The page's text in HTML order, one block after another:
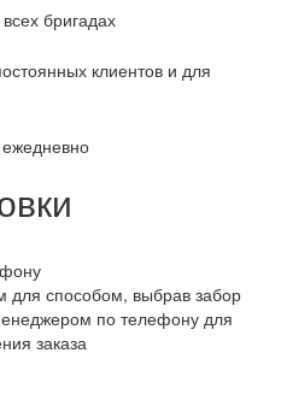
бригадах
клиентов и для
для способом, выбрав забор
по телефону для
заказа